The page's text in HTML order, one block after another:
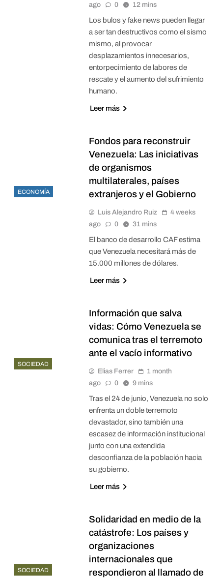
ago
0 12 mins
Los bulos y fake news pueden llegar
a ser tan destructivos como el sismo
mismo, al provocar
desplazamientos innecesarios,
entorpecimiento de labores de
rescate y el aumento del sufrimiento
humano.
Leer más
ECONOMÍA
Fondos para reconstruir
Venezuela: Las iniciativas
de organismos
multilaterales, países
extranjeros y el Gobierno
Luis Alejandro Ruiz
4 weeks
ago
0 31 mins
El banco de desarrollo CAF estima
que Venezuela necesitará más de
15.000 millones de dólares.
Leer más
SOCIEDAD
Información que salva
vidas: Cómo Venezuela se
comunica tras el terremoto
ante el vacío informativo
Elias Ferrer
1 month
ago
0 9 mins
Tras el 24 de junio, Venezuela no solo
enfrenta un doble terremoto
devastador, sino también una
escasez de información institucional
junto con una extendida
desconfianza de la población hacia
su gobierno.
Leer más
SOCIEDAD
Solidaridad en medio de la
catástrofe: Los países y
organizaciones
internacionales que
respondieron al llamado de